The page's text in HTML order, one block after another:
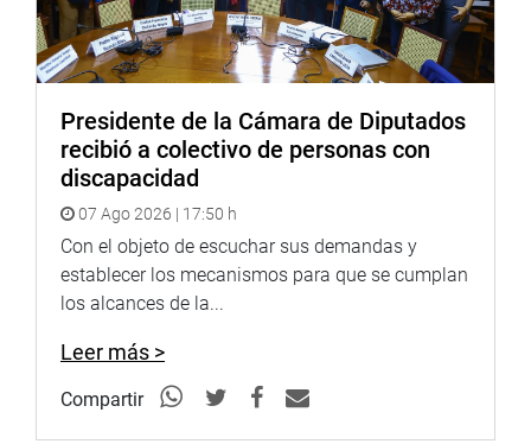
Presidente de la Cámara de Diputados
recibió a colectivo de personas con
discapacidad
07 Ago 2026 | 17:50 h
Con el objeto de escuchar sus demandas y
establecer los mecanismos para que se cumplan
los alcances de la...
Leer más >
Compartir